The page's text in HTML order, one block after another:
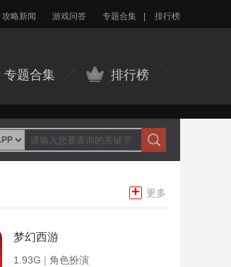
攻略新闻 游戏问答 专题合集 排行榜
专题合集 排行榜
+ 更多
梦幻西游
1.93G | 角色扮演